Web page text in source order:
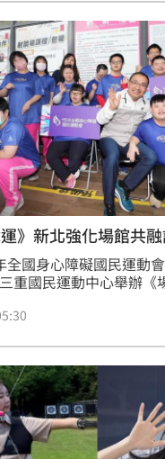
運》新北強化場館共
全國身心障礙國民運動
三重國民運動中心舉辦
燕現場示範與交流，並
作，不僅讓學生感受專
心障礙者在競技場上的
幕。